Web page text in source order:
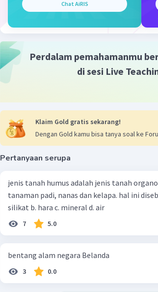
perbedaan tekanan dalam suatu
Beri Rating·0.0(0) Balas
Chat AiRIS
Perdalam pemahamanmu
di sesi Live
Klaim Gold gratis sekarang!
Dengan Gold kamu bisa tanya soal ke
Pertanyaan serupa
jenis tanah humus adalah jenis tanah
tanaman padi, nanas dan kelapa. hal ini
silikat b. hara c. mineral d. air
7 5.0
bentang alam negara Belanda
3 0.0